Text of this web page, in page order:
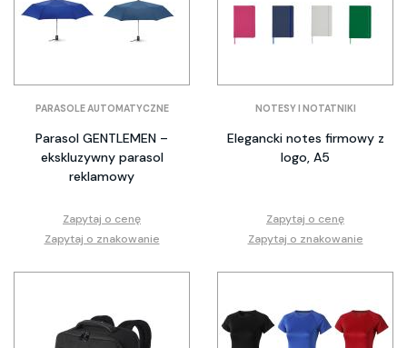
PARASOLE AUTOMATYCZNE
Parasol GENTLEMEN –
ekskluzywny parasol
reklamowy
Zapytaj o cenę
Zapytaj o znakowanie
NOTESY I NOTATNIKI
Elegancki notes firmowy z
logo, A5
Zapytaj o cenę
Zapytaj o znakowanie